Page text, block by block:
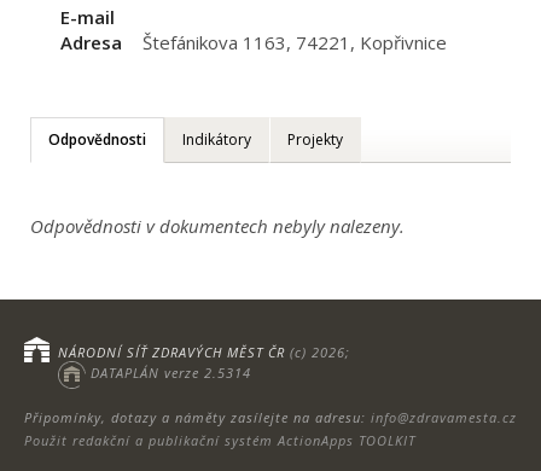
E-mail
Adresa
Štefánikova 1163, 74221, Kopřivnice
Odpovědnosti Indikátory Projekty
Odpovědnosti v dokumentech nebyly nalezeny.
Připomínky, dotazy a náměty zasílejte na adresu: info@zdravamesta.cz
Použit redakční a publikační systém ActionApps TOOLKIT
NÁRODNÍ SÍŤ ZDRAVÝCH MĚST ČR (c) 2026;
DATAPLÁN verze 2.5314